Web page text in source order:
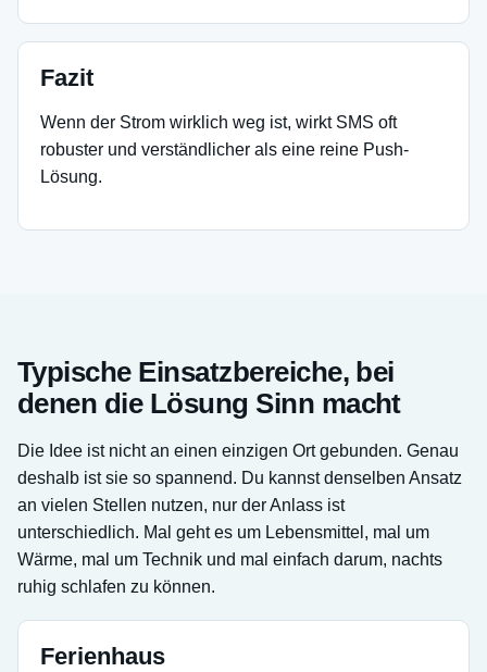
Fazit
Wenn der Strom wirklich weg ist, wirkt SMS oft
robuster und verständlicher als eine reine Push-
Lösung.
Typische Einsatzbereiche, bei
denen die Lösung Sinn macht
Die Idee ist nicht an einen einzigen Ort gebunden. Genau
deshalb ist sie so spannend. Du kannst denselben Ansatz
an vielen Stellen nutzen, nur der Anlass ist
unterschiedlich. Mal geht es um Lebensmittel, mal um
Wärme, mal um Technik und mal einfach darum, nachts
ruhig schlafen zu können.
Ferienhaus